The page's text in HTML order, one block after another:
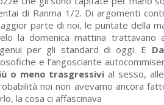
di Ranma 1/2. Di argomenti
parte di noi, le puntate della
la domenica mattina trattavano
per gli standard di oggi. E
e l’angosciante
o meno trasgressivi al sesso,
noi non avevamo ancora
la cosa ci affascinava